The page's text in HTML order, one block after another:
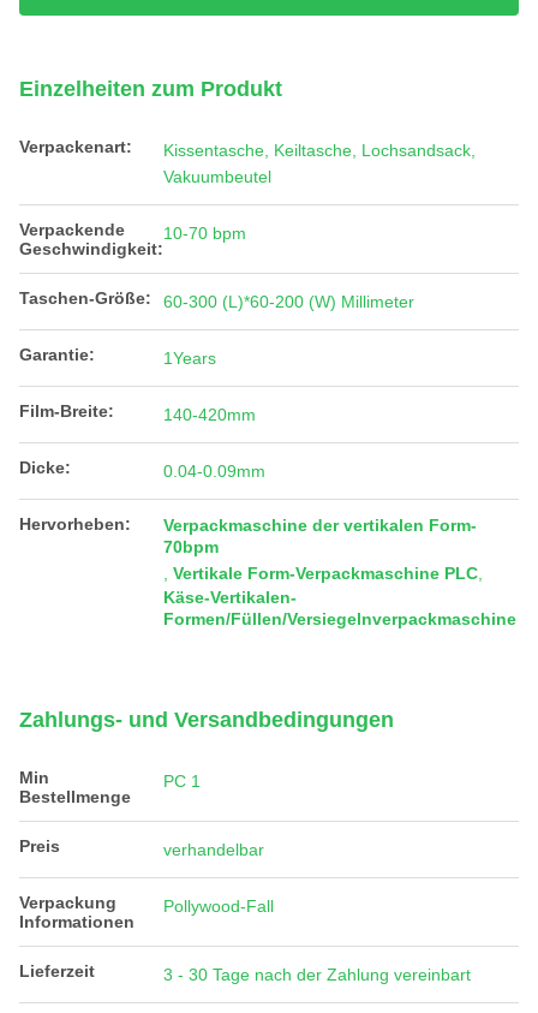
Einzelheiten zum Produkt
Verpackenart:
Kissentasche, Keiltasche, Lochsandsack,
Vakuumbeutel
Verpackende
Geschwindigkeit:
10-70 bpm
Taschen-Größe: 60-300 (L)*60-200 (W) Millimeter
Garantie: 1Years
Film-Breite: 140-420mm
Dicke: 0.04-0.09mm
Hervorheben:
Verpackmaschine der vertikalen Form-
70bpm
Vertikale Form-Verpackmaschine PLC
Käse-Vertikalen-
Formen/Füllen/Versiegelnverpackmaschine
Zahlungs- und Versandbedingungen
Min
Bestellmenge
PC 1
Preis verhandelbar
Verpackung
Informationen
Pollywood-Fall
Lieferzeit 3 - 30 Tage nach der Zahlung vereinbart